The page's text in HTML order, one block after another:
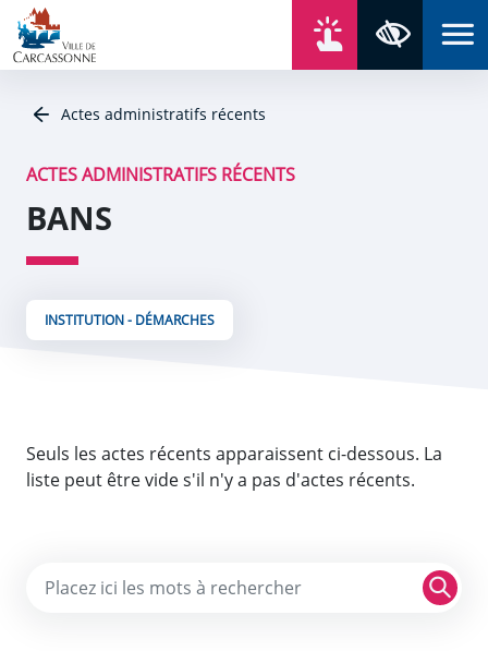
Aller au contenu
Aller au menu
Aller au plan du site
Aller à la recherche
Actes administratifs récents
ACTES ADMINISTRATIFS RÉCENTS
BANS
INSTITUTION - DÉMARCHES
Seuls les actes récents apparaissent ci-dessous. La
liste peut être vide s'il n'y a pas d'actes récents.
Panneau de gestion des cookies